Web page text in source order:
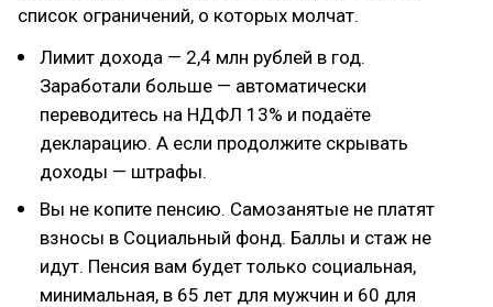
список ограничений, о которых молчат.
Лимит дохода — 2,4 млн рублей в год.
Заработали больше — автоматически
переводитесь на НДФЛ 13% и подаёте
декларацию. А если продолжите скрывать
доходы — штрафы.
Вы не копите пенсию. Самозанятые не платят
взносы в Социальный фонд. Баллы и стаж не
идут. Пенсия вам будет только социальная,
минимальная, в 65 лет для мужчин и 60 для